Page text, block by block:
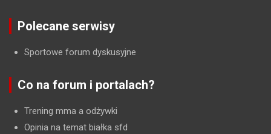
Polecane serwisy
Sportowe forum dyskusyjne
Co na forum i portalach?
Trening mma a odżywki
Opinia na temat białka sfd